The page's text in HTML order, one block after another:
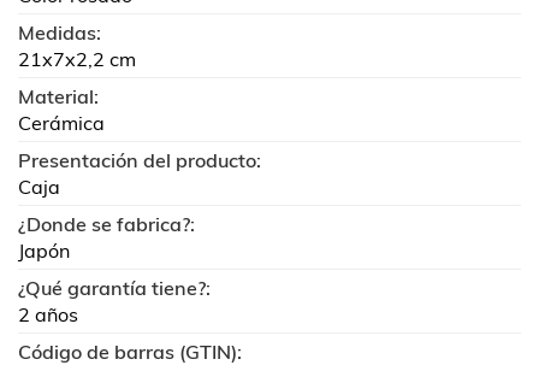
Medidas:
21x7x2,2 cm
Material:
Cerámica
Presentación del producto:
Caja
¿Donde se fabrica?:
Japón
¿Qué garantía tiene?:
2 años
Código de barras (GTIN):